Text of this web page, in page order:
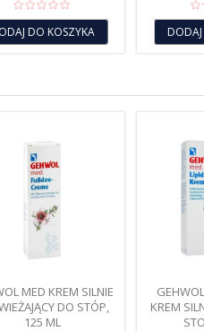
DO KOSZYKA
MED KREM SILNIE
DO STÓP,
125 ML
KREM